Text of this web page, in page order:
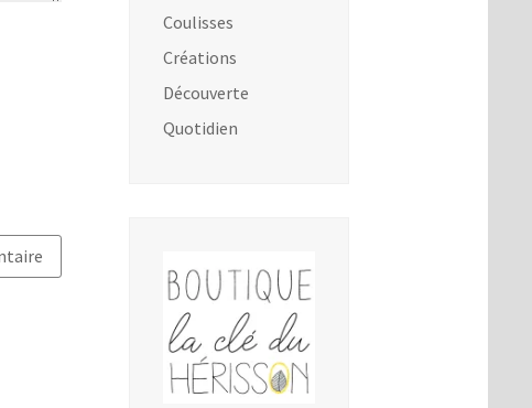
Coulisses
Créations
Découverte
Quotidien